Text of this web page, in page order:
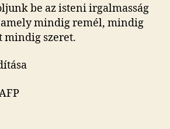
be az isteni irgalmasság
mindig remél, mindig
mindig szeret.